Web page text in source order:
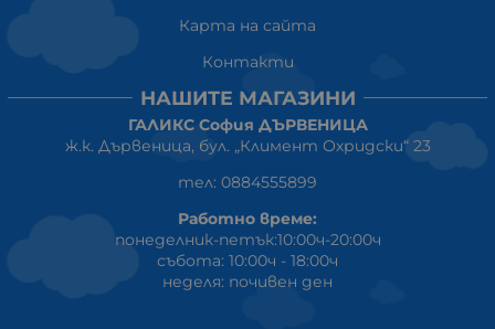
Карта на сайта
Контакти
НАШИТЕ МАГАЗИНИ
ГАЛИКС София ДЪРВЕНИЦА
ж.к. Дървеница, бул. „Климент Охридски“ 23
тел: 0884555899
Работно време:
понеделник-петък:10:00ч-20:00ч
събота: 10:00ч - 18:00ч
неделя: почивен ден